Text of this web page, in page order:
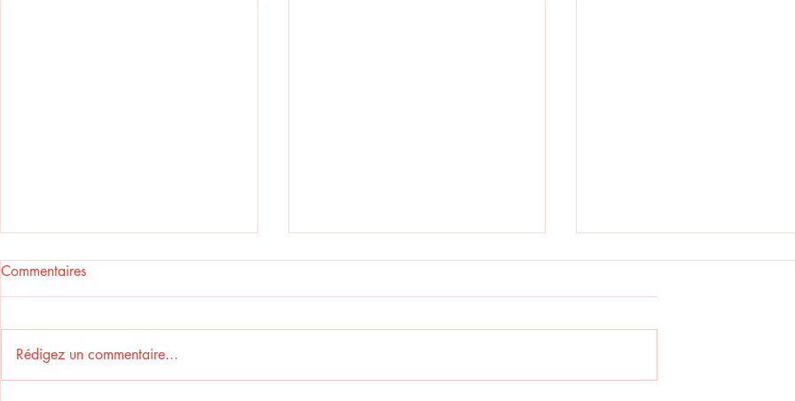
Commentaires
Rédigez un commentaire...